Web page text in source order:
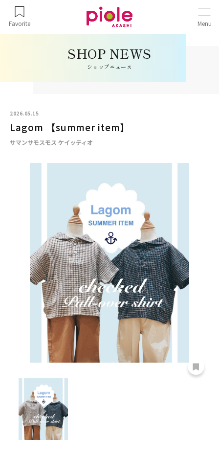
Favorite Menu
ショップニュース
2026.05.15
Lagom 【summer item】
サマンサモスモス ケイッティオ